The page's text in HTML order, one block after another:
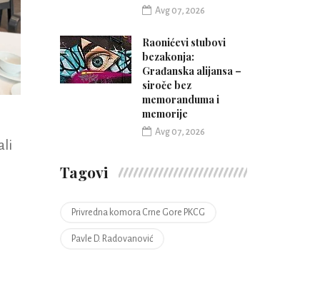
Avg 07, 2026
Raonićevi stubovi
bezakonja:
Građanska alijansa –
siroče bez
memoranduma i
memorije
Avg 07, 2026
Tagovi
Privredna komora Crne Gore PKCG
Pavle D. Radovanović